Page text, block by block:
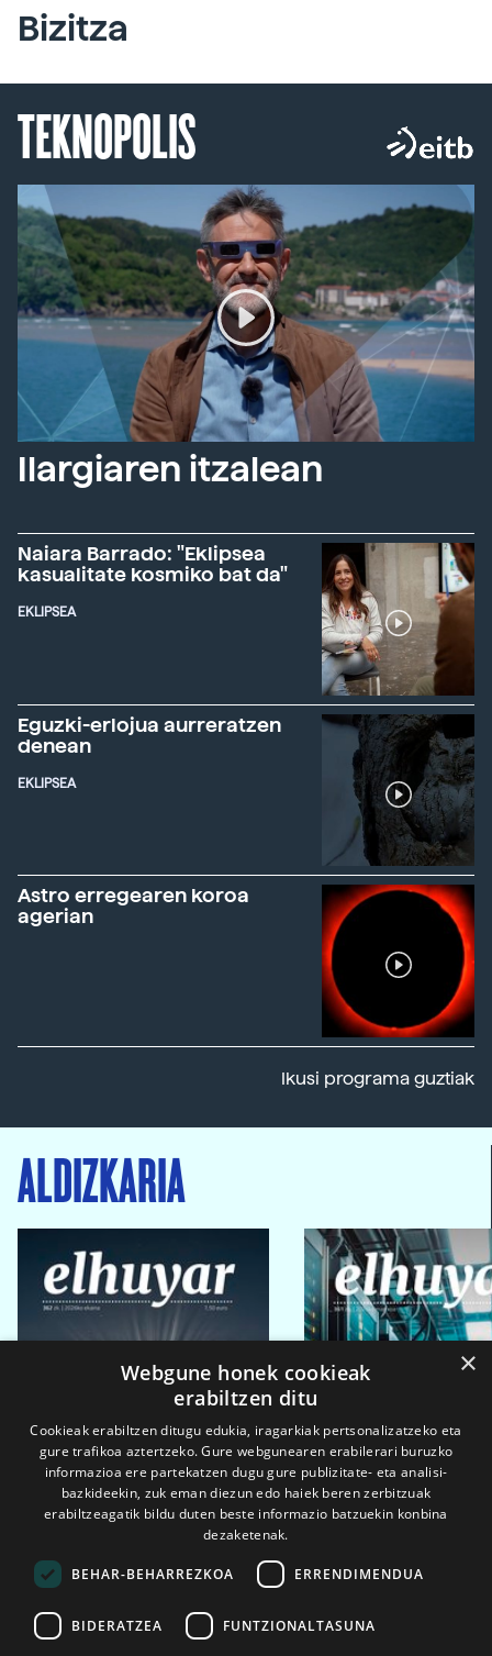
Bizitza
TEKNOPOLIS
Ilargiaren itzalean
Naiara Barrado: "Eklipsea
kasualitate kosmiko bat da"
EKLIPSEA
Eguzki-erlojua aurreratzen
denean
EKLIPSEA
Astro erregearen koroa
agerian
Ikusi programa guztiak
ALDIZKARIA
2026ko eka. 1a 2026ko mar. 1a
×
Webgune honek cookieak
erabiltzen ditu
Cookieak erabiltzen ditugu edukia, iragarkiak pertsonalizatzeko eta
gure trafikoa aztertzeko. Gure webgunearen erabilerari buruzko
informazioa ere partekatzen dugu gure publizitate- eta analisi-
bazkideekin, zuk eman diezun edo haiek beren zerbitzuak
erabiltzeagatik bildu duten beste informazio batzuekin konbina
dezaketenak.
BEHAR-BEHARREZKOA ERRENDIMENDUA
BIDERATZEA FUNTZIONALTASUNA